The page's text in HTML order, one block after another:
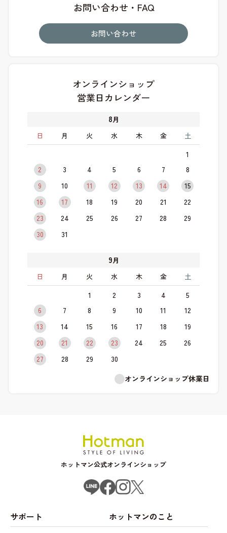
お問い合わせ・FAQ
お問い合わせ
オンラインショップ
営業日カレンダー
8月
日
月 火 水 木 金 土
1
2
3 4 5 6 7
8
9
10 11 12 13 14
15
16
17 18 19 20 21
22
23
24 25 26 27 28
29
30
31
9月
日
月 火 水 木 金 土
1 2 3 4
5
6
7 8 9 10 11
12
13
14 15 16 17 18
19
20
21 22 23 24 25
26
27
28 29
30
オンラインショップ休業日
ホットマン公式オンラインショップ
サポート ホットマンのこと